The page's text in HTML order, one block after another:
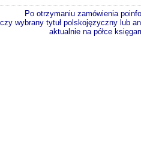
Po otrzymaniu zamówienia
czy wybrany tytuł polskojęzyczny lub
aktualnie na półce